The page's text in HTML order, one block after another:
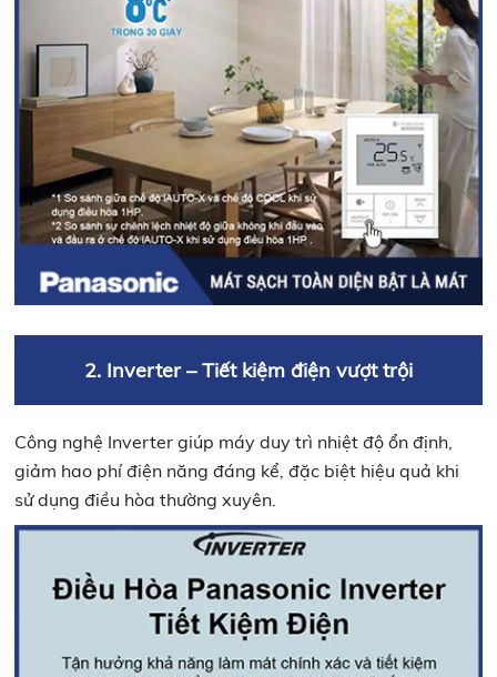
2. Inverter – Tiết kiệm điện vượt trội
Công nghệ Inverter giúp máy duy trì nhiệt độ ổn định,
giảm hao phí điện năng đáng kể, đặc biệt hiệu quả khi
sử dụng điều hòa thường xuyên.